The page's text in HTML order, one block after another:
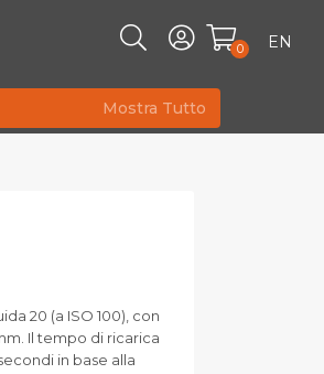
0 EN
Mostra Tutto
20 (a ISO 100), con
Il tempo di ricarica
in base alla